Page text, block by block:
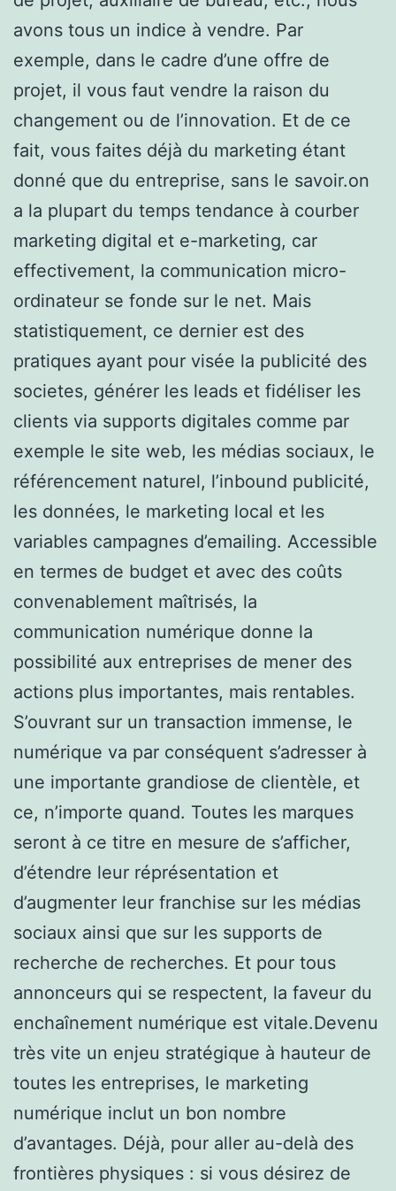
avons tous un indice à vendre. Par
exemple, dans le cadre d’une offre de
projet, il vous faut vendre la raison du
changement ou de l’innovation. Et de ce
fait, vous faites déjà du marketing étant
donné que du entreprise, sans le savoir.on
a la plupart du temps tendance à courber
marketing digital et e-marketing, car
effectivement, la communication micro-
ordinateur se fonde sur le net. Mais
statistiquement, ce dernier est des
pratiques ayant pour visée la publicité des
societes, générer les leads et fidéliser les
clients via supports digitales comme par
exemple le site web, les médias sociaux, le
référencement naturel, l’inbound publicité,
les données, le marketing local et les
variables campagnes d’emailing. Accessible
en termes de budget et avec des coûts
convenablement maîtrisés, la
communication numérique donne la
possibilité aux entreprises de mener des
actions plus importantes, mais rentables.
S’ouvrant sur un transaction immense, le
numérique va par conséquent s’adresser à
une importante grandiose de clientèle, et
ce, n’importe quand. Toutes les marques
seront à ce titre en mesure de s’afficher,
d’étendre leur réprésentation et
d’augmenter leur franchise sur les médias
sociaux ainsi que sur les supports de
recherche de recherches. Et pour tous
annonceurs qui se respectent, la faveur du
enchaînement numérique est vitale.Devenu
très vite un enjeu stratégique à hauteur de
toutes les entreprises, le marketing
numérique inclut un bon nombre
d’avantages. Déjà, pour aller au-delà des
frontières physiques : si vous désirez de